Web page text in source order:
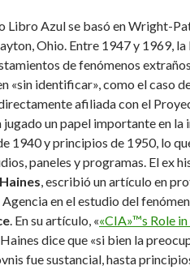
Libro Azul se basó en Wright-
Ohio. Entre 1947 y 1969,
de fenómenos
«sin identificar», como el caso
afiliada con el
jugado un papel importante en la
1940 y principios de 1950, lo
paneles y programas. El ex
, escribió un artículo en
en el estudio del
. En su artículo, ««CIA»™s Role
Haines dice que «si bien la
fue sustancial, hasta